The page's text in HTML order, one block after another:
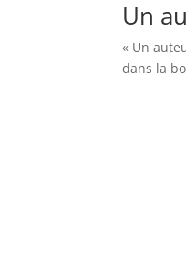
Un
« Un
dans la